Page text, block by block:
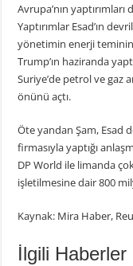
Avrupa’nın
Yaptırımlar Esad’ın
yönetimin enerji teminini
Trump’ın haziranda
Suriye’de petrol ve gaz
önünü açtı.
Öte yandan Şam, Esad
firmasıyla yaptığı
DP World ile limanda
işletilmesine dair 800
Kaynak: Mira Haber,
İlgili Haberler